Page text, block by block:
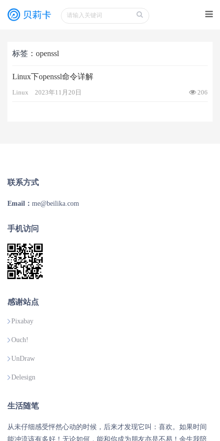
标签 ：openssl
Linux下openssl命令详解
Linux 2023年11月20日 206
联系方式
Email： me@beilika.com
手机访问
感谢站点
Pixabay
Ouch!
UnDraw
Delesign
生活随笔
从未仔细感受怦然心动的时候，后来才发现它叫：喜欢。如果时间
能冲流该有多好！无论如何，能和你成为朋友亦是不易！余生我陪